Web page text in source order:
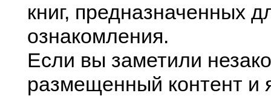
книг, предназначенных
ознакомления.
Если вы заметили
размещенный контент и